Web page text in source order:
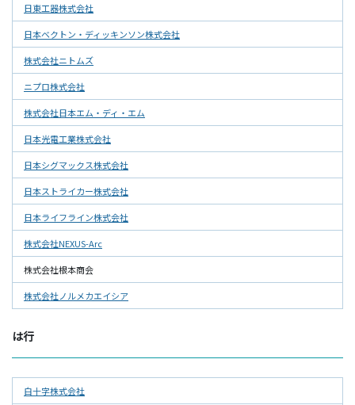
日東工器株式会社
日本ベクトン・ディッキンソン株式会社
株式会社ニトムズ
ニプロ株式会社
株式会社日本エム・ディ・エム
日本光電工業株式会社
日本シグマックス株式会社
日本ストライカー株式会社
日本ライフライン株式会社
株式会社NEXUS-Arc
株式会社根本商会
株式会社ノルメカエイシア
は行
白十字株式会社